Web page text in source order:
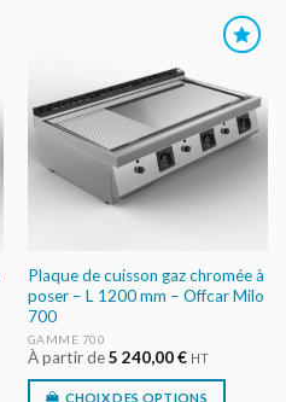
AJOUTER
AU DEVIS
Plaque de cuisson gaz chromée à
poser – L 1200 mm – Offcar Milo
700
GAMME 700
À partir de5 240,00€ HT
CHOIX DES OPTIONS